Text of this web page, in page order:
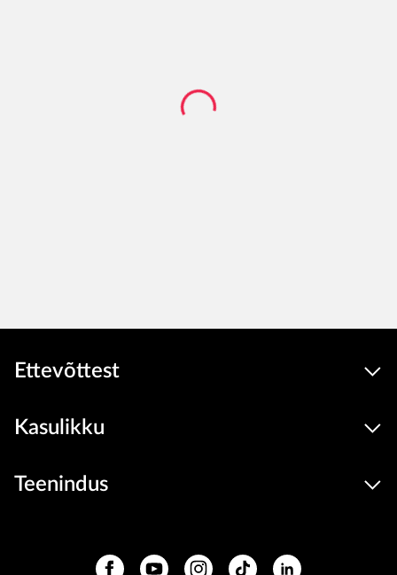
Ettevõttest
Kasulikku
Teenindus